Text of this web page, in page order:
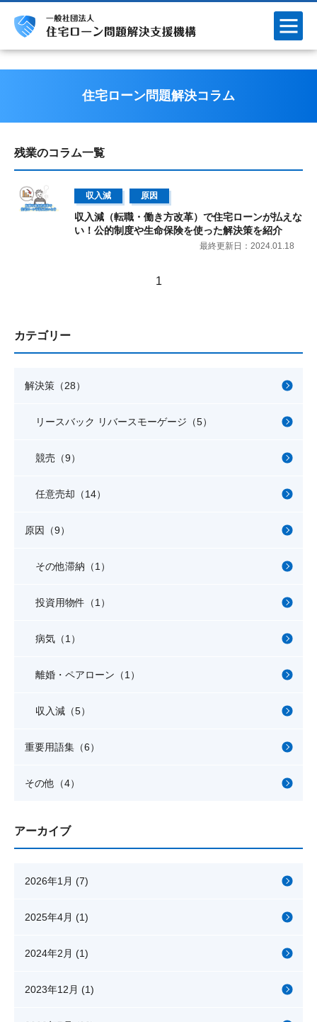
住宅ローン問題解決コラム
残業のコラム一覧
収入減 原因
収入減（転職・働き方改革）で住宅ローンが払えな
い！公的制度や生命保険を使った解決策を紹介
最終更新日：2024.01.18
1
カテゴリー
解決策（28）
リースバック リバースモーゲージ（5）
競売（9）
任意売却（14）
原因（9）
その他滞納（1）
投資用物件（1）
病気（1）
離婚・ペアローン（1）
収入減（5）
重要用語集（6）
その他（4）
アーカイブ
2026年1月 (7)
2025年4月 (1)
2024年2月 (1)
2023年12月 (1)